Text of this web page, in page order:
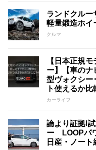
ランドクルー
軽量鍛造ホイ
クルマ
【日本正規
ー】【車の
型ヴォクシー
ト使えるか
カーライフ
論より証拠!
ー LOOPパ
日産・ノート